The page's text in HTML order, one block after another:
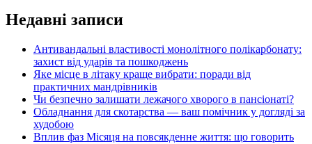
Недавні записи
Антивандальні властивості монолітного полікарбонату:
захист від ударів та пошкоджень
Яке місце в літаку краще вибрати: поради від
практичних мандрівників
Чи безпечно залишати лежачого хворого в пансіонаті?
Обладнання для скотарства — ваш помічник у догляді за
худобою
Вплив фаз Місяця на повсякденне життя: що говорить